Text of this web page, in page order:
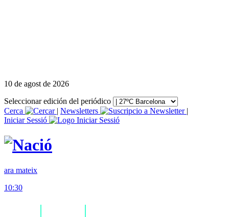
10 de agost de 2026
Seleccionar edición del periódico
Cerca
| Newsletters
|
Iniciar Sessió
ara mateix
10:30